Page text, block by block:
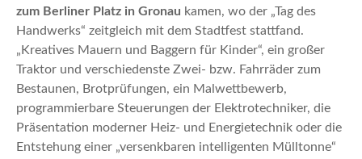
zum Berliner Platz in Gronau kamen, wo der „Tag des
Handwerks“ zeitgleich mit dem Stadtfest stattfand.
„Kreatives Mauern und Baggern für Kinder“, ein großer
Traktor und verschiedenste Zwei- bzw. Fahrräder zum
Bestaunen, Brotprüfungen, ein Malwettbewerb,
programmierbare Steuerungen der Elektrotechniker, die
Präsentation moderner Heiz- und Energietechnik oder die
Entstehung einer „versenkbaren intelligenten Mülltonne“